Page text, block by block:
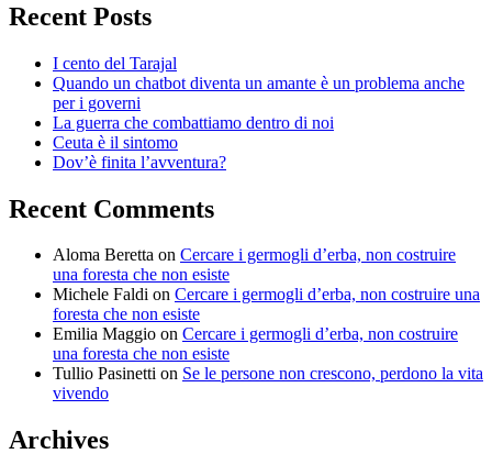
Recent Posts
I cento del Tarajal
Quando un chatbot diventa un amante è un problema anche
per i governi
La guerra che combattiamo dentro di noi
Ceuta è il sintomo
Dov’è finita l’avventura?
Recent Comments
Aloma Beretta on Cercare i germogli d’erba, non costruire
una foresta che non esiste
Michele Faldi on Cercare i germogli d’erba, non costruire una
foresta che non esiste
Emilia Maggio on Cercare i germogli d’erba, non costruire
una foresta che non esiste
Tullio Pasinetti on Se le persone non crescono, perdono la vita
vivendo
Archives